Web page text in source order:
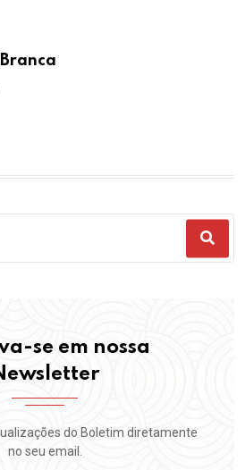
se em nossa
do Boletim diretamente
no seu email.